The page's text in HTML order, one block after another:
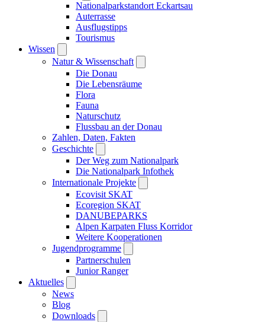
Nationalparkstandort Eckartsau
Auterrasse
Ausflugstipps
Tourismus
Wissen
Natur & Wissenschaft
Die Donau
Die Lebensräume
Flora
Fauna
Naturschutz
Flussbau an der Donau
Zahlen, Daten, Fakten
Geschichte
Der Weg zum Nationalpark
Die Nationalpark Infothek
Internationale Projekte
Ecovisit SKAT
Ecoregion SKAT
DANUBEPARKS
Alpen Karpaten Fluss Korridor
Weitere Kooperationen
Jugendprogramme
Partnerschulen
Junior Ranger
Aktuelles
News
Blog
Downloads